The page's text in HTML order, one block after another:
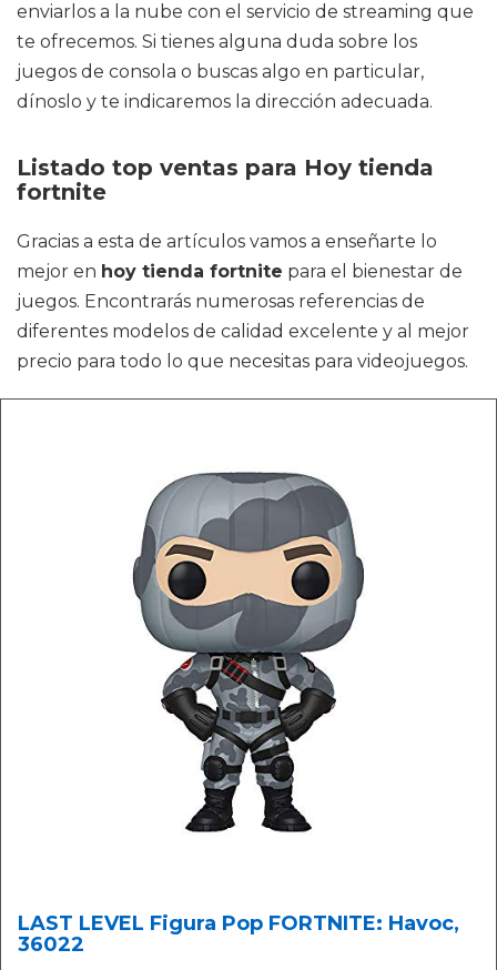
enviarlos a la nube con el servicio de streaming que
te ofrecemos. Si tienes alguna duda sobre los
juegos de consola o buscas algo en particular,
dínoslo y te indicaremos la dirección adecuada.
Listado top ventas para Hoy tienda
fortnite
Gracias a esta de artículos vamos a enseñarte lo
mejor en hoy tienda fortnite para el bienestar de
juegos. Encontrarás numerosas referencias de
diferentes modelos de calidad excelente y al mejor
precio para todo lo que necesitas para videojuegos.
LAST LEVEL Figura Pop FORTNITE: Havoc,
36022